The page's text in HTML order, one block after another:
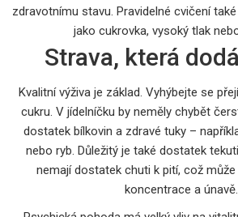
zdravotnímu stavu. Pravidelné cvičení
jako cukrovka, vysoký tlak
Strava, která
Kvalitní výživa je základ. Vyhýbejte se
cukru. V jídelníčku by neměly chybět
dostatek bílkovin a zdravé tuky –
nebo ryb. Důležitý je také dostatek
nemají dostatek chuti k pití, což
koncentrace a únavě.